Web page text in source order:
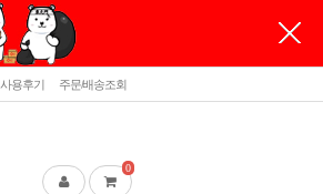
사용후기 주문/배송조회
0